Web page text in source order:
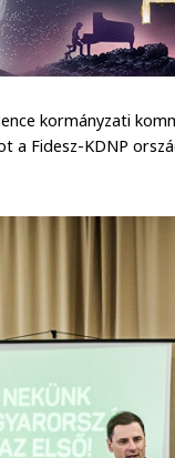
kormányzati
Fidesz-KDNP